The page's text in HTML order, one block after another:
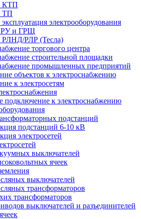
КТП
ТП
электрооборудования
и ГРЩ
РЛНД/РЛР (Тесла)
торгового центра
строительной площадки
промышленных предприятий
объектов к электроснабжению
к электросетям
подключение к электроснабжению
подстанций
подстанций 6-10 кВ
электросетей
выключателей
ячеек
выключателей
трансформаторов
трансформаторов
выключателей и разъединителей